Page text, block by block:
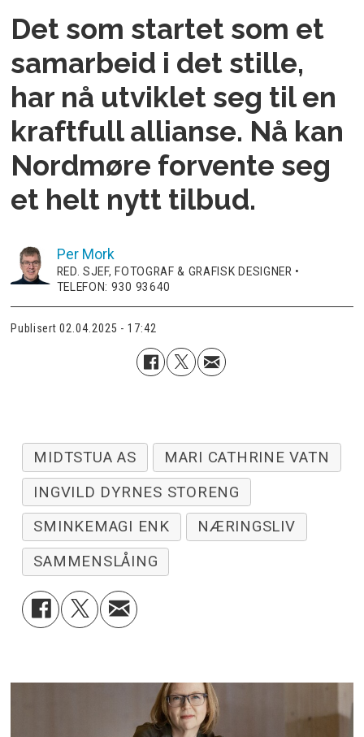
Det som startet som et
samarbeid i det stille,
har nå utviklet seg til en
kraftfull allianse. Nå kan
Nordmøre forvente seg
et helt nytt tilbud.
Per Mork
RED. SJEF, FOTOGRAF & GRAFISK DESIGNER •
TELEFON: 930 93640
Publisert 02.04.2025 - 17:42
MIDTSTUA AS
MARI CATHRINE VATN
INGVILD DYRNES STORENG
SMINKEMAGI ENK
NÆRINGSLIV
SAMMENSLÅING